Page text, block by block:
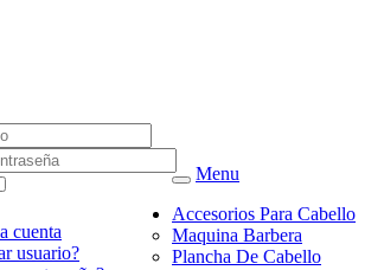
cuenta
usuario?
Menu
Accesorios Para Cabello
Maquina Barbera
Plancha De Cabello